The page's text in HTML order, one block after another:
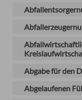
Abgabe für den
Abgelaufenen